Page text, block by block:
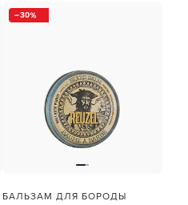
30
БАЛЬЗАМ ДЛЯ БОРОДЫ